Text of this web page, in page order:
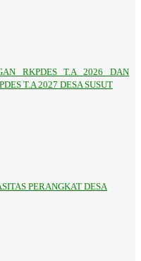
RKPDES T.A 2026 DAN
T.A 2027 DESA SUSUT
PERANGKAT DESA